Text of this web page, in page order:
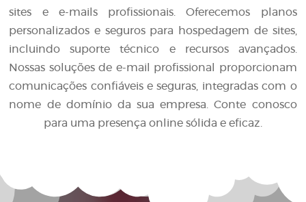
sites e e-mails profissionais. Oferecemos planos
personalizados e seguros para hospedagem de sites,
incluindo suporte técnico e recursos avançados.
Nossas soluções de e-mail profissional proporcionam
comunicações confiáveis e seguras, integradas com o
nome de domínio da sua empresa. Conte conosco
para uma presença online sólida e eficaz.